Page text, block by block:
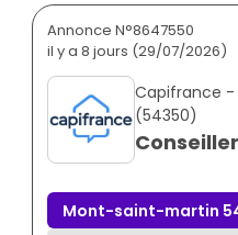
Annonce N°8647550
il y a 8 jours (29/07/2026)
Capifrance
(54350)
Mont-saint-martin